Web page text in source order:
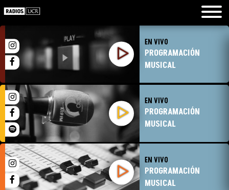
EN VIVO
PROGRAMACIÓN
MUSICAL
EN VIVO
PROGRAMACIÓN
MUSICAL
EN VIVO
PROGRAMACIÓN
MUSICAL